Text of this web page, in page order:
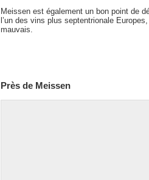
Meissen est également un bon point de
l’un des vins plus septentrionale
mauvais.
Près de Meissen